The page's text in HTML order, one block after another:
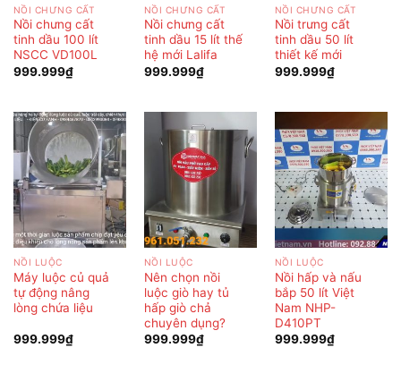
NỒI CHƯNG CẤT
Nồi chưng cất
tinh dầu 100 lít
NSCC VD100L
999.999₫
NỒI CHƯNG CẤT
Nồi chưng cất
tinh dầu 15 lít thế
hệ mới Lalifa
999.999₫
NỒI CHƯNG CẤT
Nồi trưng cất
tinh dầu 50 lít
thiết kế mới
999.999₫
NỒI LUỘC
Máy luộc củ quả
tự động nâng
lòng chứa liệu
999.999₫
NỒI LUỘC
Nên chọn nồi
luộc giò hay tủ
hấp giò chả
chuyên dụng?
999.999₫
NỒI LUỘC
Nồi hấp và nấu
bắp 50 lít Việt
Nam NHP-
D410PT
999.999₫